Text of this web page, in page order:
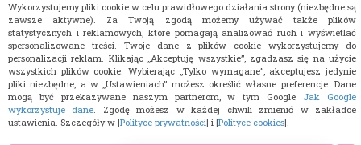
Wykorzystujemy pliki cookie w celu prawidłowego działania strony (niezbędne są
zawsze aktywne). Za Twoją zgodą możemy używać także plików
statystycznych i reklamowych, które pomagają analizować ruch i wyświetlać
spersonalizowane treści. Twoje dane z plików cookie wykorzystujemy do
personalizacji reklam. Klikając „Akceptuję wszystkie”, zgadzasz się na użycie
wszystkich plików cookie. Wybierając „Tylko wymagane”, akceptujesz jedynie
pliki niezbędne, a w „Ustawieniach” możesz określić własne preferencje. Dane
mogą być przekazywane naszym partnerom, w tym Google Jak Google
wykorzystuje dane. Zgodę możesz w każdej chwili zmienić w zakładce
ustawienia. Szczegóły w [Polityce prywatności] i [Polityce cookies].
Nr konta (mBank):
36 1140 2004 0000 3902 8144 2737